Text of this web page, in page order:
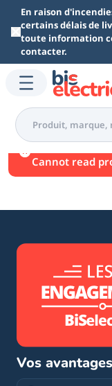
Aller au contenu
En raison
certains délais de
toute information
contacter.
Une
Cannot read
Vos avantages